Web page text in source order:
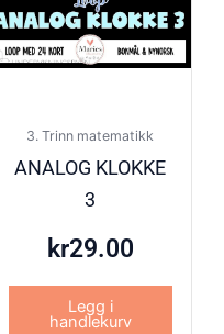
3. Trinn matematikk
ANALOG KLOKKE
3
kr29.00
Legg i
handlekurv